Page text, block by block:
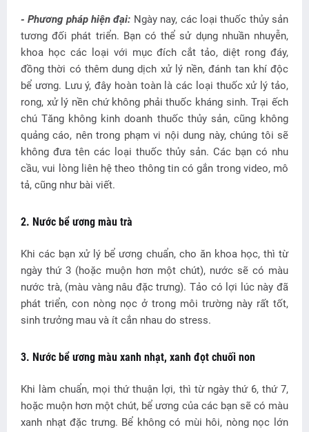
- Phương pháp hiện đại: Ngày nay, các loại thuốc thủy sản
tương đối phát triển. Bạn có thể sử dụng nhuần nhuyễn,
khoa học các loại với mục đích cắt tảo, diệt rong đáy,
đồng thời có thêm dung dịch xử lý nền, đánh tan khí độc
bể ương. Lưu ý, đây hoàn toàn là các loại thuốc xử lý tảo,
rong, xử lý nền chứ không phải thuốc kháng sinh. Trại ếch
chú Tăng không kinh doanh thuốc thủy sản, cũng không
quảng cáo, nên trong phạm vi nội dung này, chúng tôi sẽ
không đưa tên các loại thuốc thủy sản. Các bạn có nhu
cầu, vui lòng liên hệ theo thông tin có gắn trong video, mô
tả, cũng như bài viết.
2. Nước bể ương màu trà
Khi các bạn xử lý bể ương chuẩn, cho ăn khoa học, thì từ
ngày thứ 3 (hoặc muộn hơn một chút), nước sẽ có màu
nước trà, (màu vàng nâu đặc trưng). Tảo có lợi lúc này đã
phát triển, con nòng nọc ở trong môi trường này rất tốt,
sinh trưởng mau và ít cắn nhau do stress.
3. Nước bể ương màu xanh nhạt, xanh đọt chuối non
Khi làm chuẩn, mọi thứ thuận lợi, thì từ ngày thứ 6, thứ 7,
hoặc muộn hơn một chút, bể ương của các bạn sẽ có màu
xanh nhạt đặc trưng. Bể không có mùi hôi, nòng nọc lớn